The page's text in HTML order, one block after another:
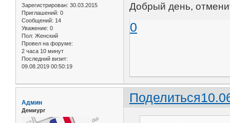
Зарегистрирован: 30.03.2015
Приглашений: 0
Сообщений: 14
Уважение: 0
Пол: Женский
Провел на форуме:
2 часа 10 минут
Последний визит:
09.08.2019 00:50:19
Добрый день,
0
Поделиться
Админ
Демиург